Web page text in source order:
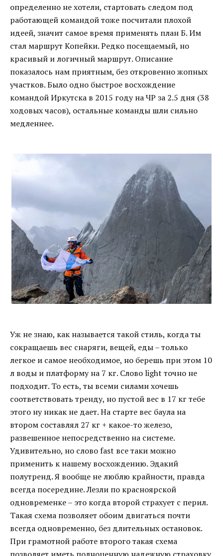
определенно не хотели, стартовать следом под
работающей командой тоже посчитали плохой
идеей, значит самое время применять план Б. Им
стал маршрут Копейки. Редко посещаемый, но
красивый и логичный маршрут. Описание
показалось нам приятным, без откровенно жопных
участков. Было одно быстрое восхождение
командой Иркутска в 2015 году на ЧР за 2.5 дня (38
ходовых часов), остальные команды шли сильно
медленнее.
Уж не знаю, как называется такой стиль, когда ты
сокращаешь вес снаряги, вещей, еды – только
легкое и самое необходимое, но берешь при этом 10
л воды и платформу на 7 кг. Слово light точно не
подходит. То есть, ты всеми силами хочешь
соответствовать тренду, но пустой вес в 17 кг тебе
этого ну никак не дает. На старте вес баула на
втором составлял 27 кг + какое-то железо,
развешенное непосредственно на системе.
Удивительно, но слово fast все таки можно
применить к нашему восхождению. Эдакий
полутренд. Я вообще не люблю крайности, правда
всегда посередине. Лезли по красноярской
одновременке – это когда второй страхует с перил.
Такая схема позволяет обоим двигаться почти
всегда одновременно, без длительных остановок.
При грамотной работе второго такая схема